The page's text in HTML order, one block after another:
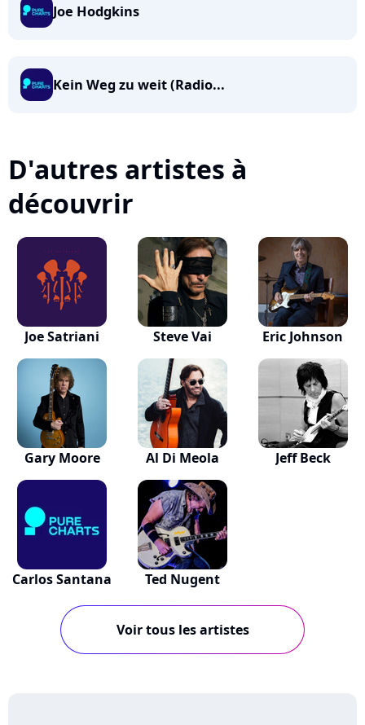
Joe Hodgkins
Kein Weg zu weit (Radio...
D'autres artistes à
découvrir
Joe Satriani Steve Vai Eric Johnson
Gary Moore Al Di Meola Jeff Beck
Carlos Santana Ted Nugent
Voir tous les artistes